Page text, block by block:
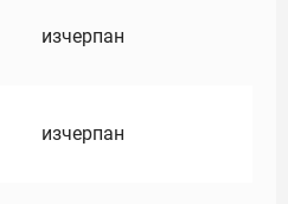
изчерпан
изчерпан